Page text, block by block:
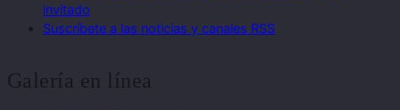
invitado
Suscríbete a las noticias y canales RSS
Galería en línea